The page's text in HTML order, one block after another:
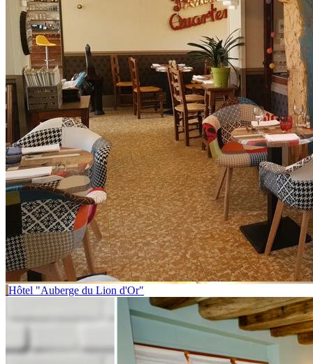
Hôtel "Auberge du Lion d'Or"